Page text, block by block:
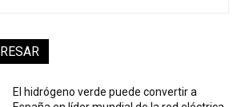
El hidrógeno verde puede convertir a